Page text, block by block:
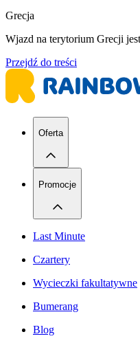
Grecja
Wjazd na terytorium Grecji
Przejdź do treści
Oferta
Promocje
Last Minute
Czartery
Wycieczki fakultatywne
Bumerang
Blog